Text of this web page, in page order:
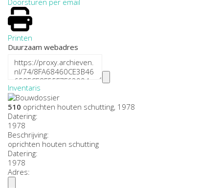
Printen
Duurzaam webadres
Inventaris
510 oprichten houten schutting, 1978
Datering:
1978
Beschrijving:
oprichten houten schutting
Datering:
1978
Adres: